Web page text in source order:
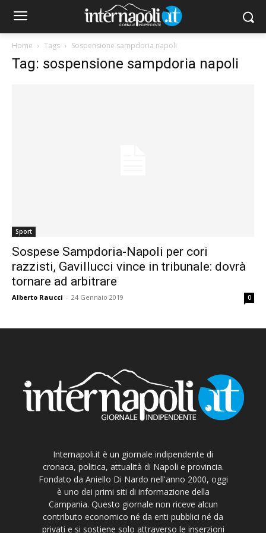
Home Tags Sospensione sampdoria napoli
Tag: sospensione sampdoria napoli
Sport
Sospese Sampdoria-Napoli per cori
razzisti, Gavillucci vince in tribunale: dovrà
tornare ad arbitrare
Alberto Raucci - 24 Gennaio 2019 0
Internapoli.it è un giornale indipendente di
cronaca, politica, attualità di Napoli e provincia.
Fondato da Aniello Di Nardo nell'anno 2000, oggi
è uno dei primi siti di informazione della
Campania. Questo giornale non riceve alcun
contributo economico né da enti pubblici né da
privati e si sostiene solo attraverso le inserzioni